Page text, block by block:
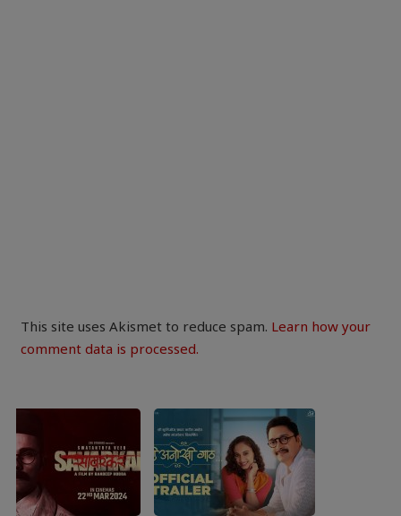
This site uses Akismet to reduce spam. Learn how your
comment data is processed.